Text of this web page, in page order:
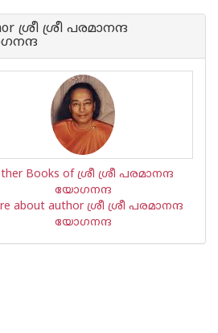
Book
ശ്രീ ശ്രീ പരമാനന്ദ
Books of ശ്രീ ശ്രീ പരമാനന്ദ
യോഗനന്ദ
about author ശ്രീ ശ്രീ പരമാനന്ദ
യോഗനന്ദ